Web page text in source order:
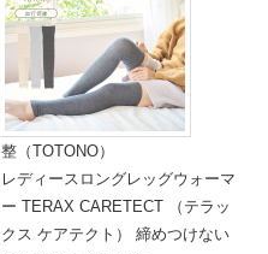
整（TOTONO）
レディースロングレッグウォーマ
ー TERAX CARETECT （テラッ
クス ケアテクト） 締めつけない